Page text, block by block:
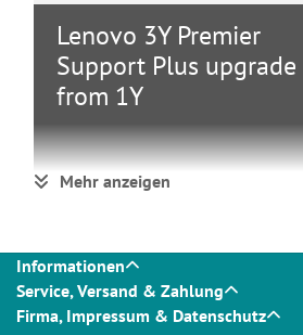
Lenovo 3Y Premier
Support Plus upgrade
from 1Y
Gruppe
Hersteller Art. Nr.
5WS1L42342
Mehr anzeigen
Informationen
Service, Versand & Zahlung
Firma, Impressum & Datenschutz